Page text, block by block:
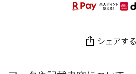
シェアする